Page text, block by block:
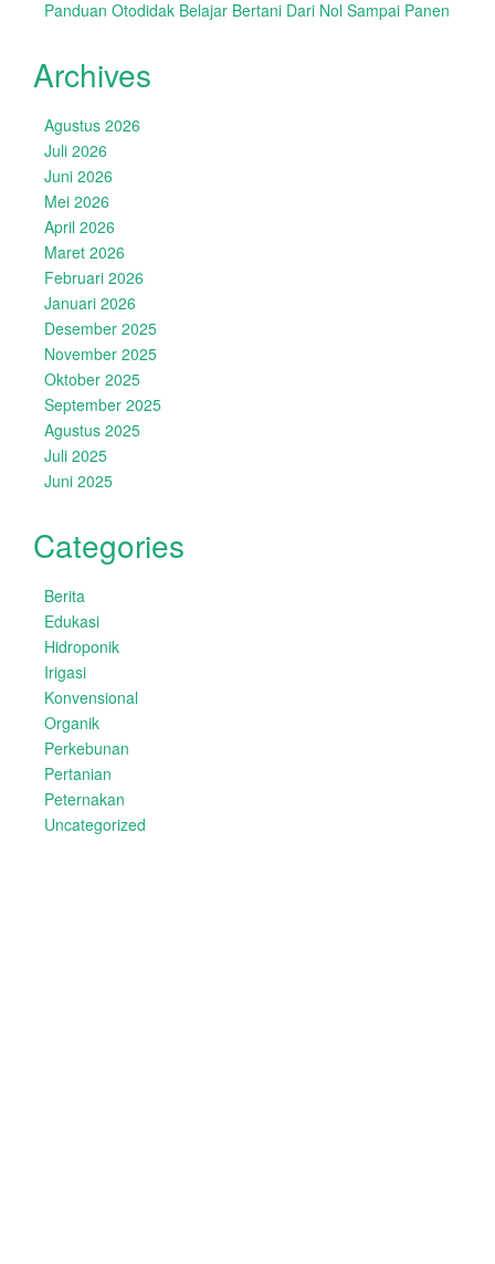
Panduan Otodidak Belajar Bertani Dari Nol Sampai Panen
Archives
Agustus 2026
Juli 2026
Juni 2026
Mei 2026
April 2026
Maret 2026
Februari 2026
Januari 2026
Desember 2025
November 2025
Oktober 2025
September 2025
Agustus 2025
Juli 2025
Juni 2025
Categories
Berita
Edukasi
Hidroponik
Irigasi
Konvensional
Organik
Perkebunan
Pertanian
Peternakan
Uncategorized